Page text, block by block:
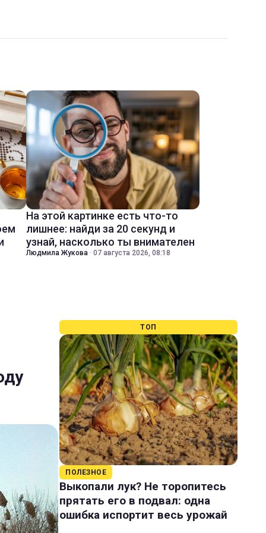
На этой картинке есть что-то
лишнее: найди за 20 секунд и
узнай, насколько ты внимателен
Людмила Жукова · 07 августа 2026, 08:18
ТОП
ПОЛЕЗНОЕ
Выкопали лук? Не торопитесь
прятать его в подвал: одна
ошибка испортит весь урожай